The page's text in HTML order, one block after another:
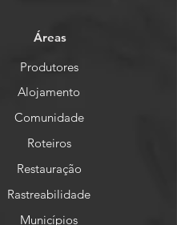
Áreas
Produtores
Alojamento
Comunidade
Roteiros
Restauração
Rastreabilidade
Municípios